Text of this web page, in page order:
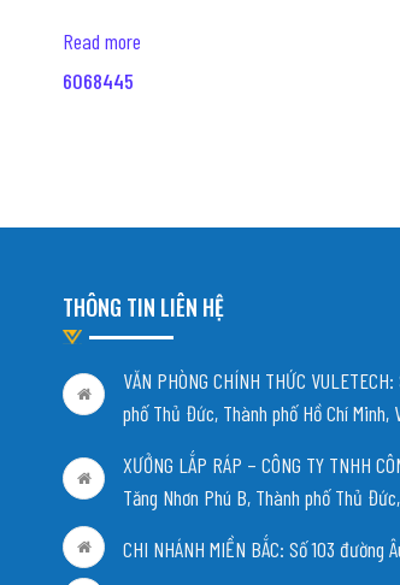
Read more
6068445
THÔNG TIN LIÊN HỆ
VĂN PHÒNG CHÍNH THỨC
phố Thủ Đức, Thành phố Hồ Chí Minh,
XƯỞNG LẮP RÁP – CÔNG TY TNHH
Tăng Nhơn Phú B, Thành phố Thủ
CHI NHÁNH MIỀN BẮC: Số 103 đường